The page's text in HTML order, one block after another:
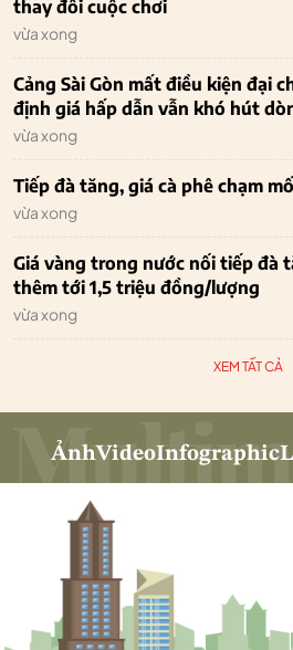
thay đổi cuộc chơi
vừa xong
Cảng Sài Gòn mất điều kiện đại
định giá hấp dẫn vẫn khó hút
vừa xong
Tiếp đà tăng, giá cà phê chạm
vừa xong
Giá vàng trong nước nối tiếp đà
thêm tới 1,5 triệu đồng/lượng
vừa xong
XEM TẤT CẢ
ẢnhVideoInfographic